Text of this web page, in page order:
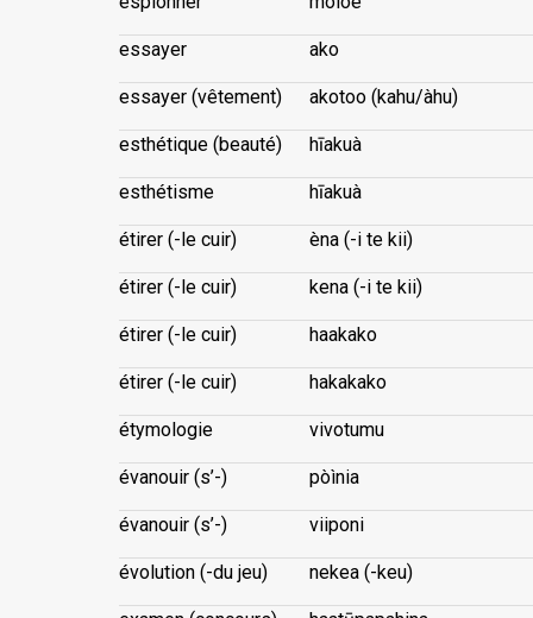
essayer ako
essayer (vêtement) akotoo (kahu/àhu)
esthétique (beauté) hīakuà
esthétisme hīakuà
étirer (-le cuir) èna (-i te kii)
étirer (-le cuir) kena (-i te kii)
étirer (-le cuir) haakako
étirer (-le cuir) hakakako
étymologie vivotumu
évanouir (s’-) pòìnia
évanouir (s’-) viiponi
évolution (-du jeu) nekea (-keu)